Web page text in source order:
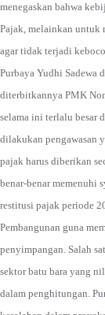
menegaskan bahwa
Pajak, melainkan untuk
agar tidak terjadi
Purbaya Yudhi Sadewa
diterbitkannya PMK
selama ini terlalu besar
dilakukan pengawasan
pajak harus diberikan
benar-benar memenuhi
restitusi pajak periode
Pembangunan guna
penyimpangan. Salah
sektor batu bara yang
dalam penghitungan.